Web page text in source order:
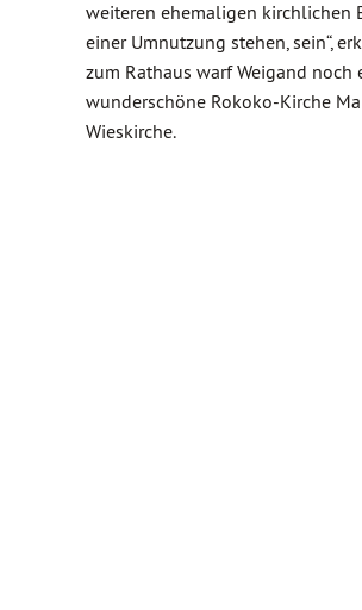
weiteren ehemaligen kirchlichen
einer Umnutzung stehen, sein“,
zum Rathaus warf Weigand
wunderschöne Rokoko-Kirche
Wieskirche.